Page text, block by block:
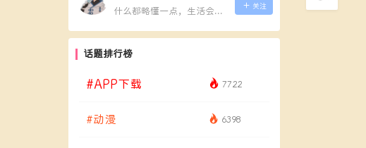
什么都略懂一点，生活会变多彩一点。
关注
话题排行榜
#APP下载 7722
#动漫 6398